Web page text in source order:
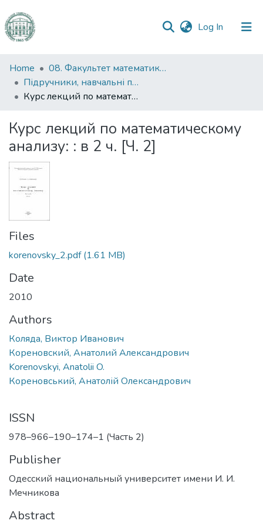
Log In (current)
Communities
&
Collections
Statistics
Home
08. Факультет математики, фізики та інформаційних технологій
Підручники, навчальні посібники та інші науково- та навчально-методичні праці ФМФІТ
Курс лекций по математическому анализу: : в 2 ч. [Ч. 2]
Курс лекций по математическому
анализу: : в 2 ч. [Ч. 2]
Files
korenovsky_2.pdf(1.61 MB)
Date
2010
Authors
Коляда, Виктор Иванович
Кореновский, Анатолий Александрович
Korenovskyi, Anatolii O.
Кореновський, Анатолій Олександрович
ISSN
978–966–190–174–1 (Часть 2)
Publisher
Одесский национальный университет имени И. И.
Мечникова
Abstract